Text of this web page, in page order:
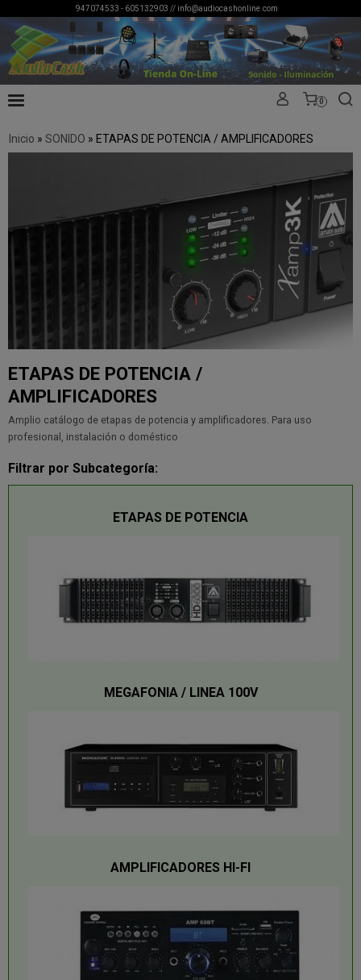
947074533 - 605132903 // info@audiocashonline.com
0
Inicio » SONIDO » ETAPAS DE POTENCIA / AMPLIFICADORES
ETAPAS DE POTENCIA /
AMPLIFICADORES
Amplio catálogo de etapas de potencia y amplificadores. Para uso
profesional, instalación o doméstico
Filtrar por Subcategoría:
ETAPAS DE POTENCIA
MEGAFONIA / LINEA 100V
AMPLIFICADORES HI-FI